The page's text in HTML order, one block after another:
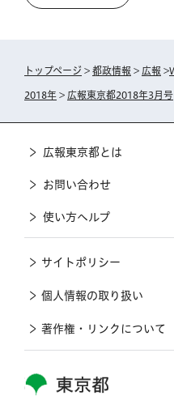
トップページ > 都政情報 > 広報 >
2018年 > 広報東京都2018年3月号
東京都
広報東京都とは
お問い合わせ
使い方ヘルプ
サイトポリシー
個人情報の取り扱い
著作権・リンクについて